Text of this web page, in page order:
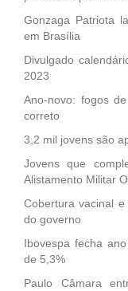
Gonzaga Patriota
em Brasília
Divulgado
2023
Ano-novo: fogos
correto
3,2 mil jovens são
Jovens que
Alistamento Militar
Cobertura vacinal
do governo
Ibovespa fecha
de 5,3%
Paulo Câmara